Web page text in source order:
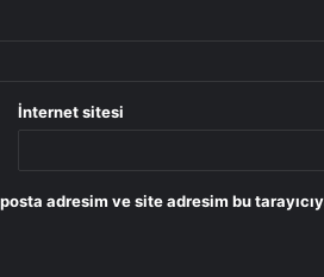
İnternet sitesi
adresim ve site adresim bu